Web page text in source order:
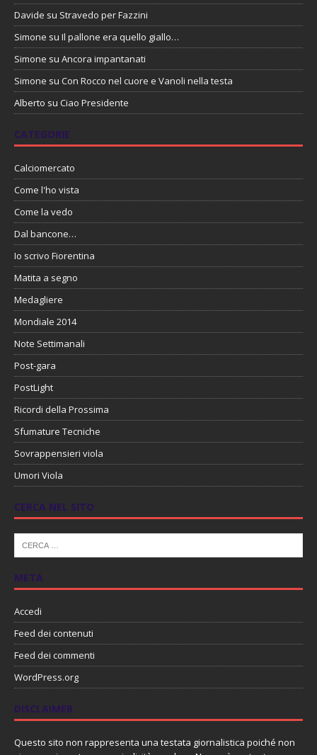
Davide su Stravedo per Fazzini
Simone su Il pallone era quello giallo…
Simone su Ancora impantanati
Simone su Con Rocco nel cuore e Vanoli nella testa
Alberto su Ciao Presidente
CATEGORIE
Calciomercato
Come l'ho vista
Come la vedo
Dal bancone…
Io scrivo Fiorentina
Matita a segno
Medagliere
Mondiale 2014
Note Settimanali
Post-gara
PostLight
Ricordi della Prossima
Sfumature Tecniche
Sovrappensieri viola
Umori Viola
CERCA NEL SITO
META
Accedi
Feed dei contenuti
Feed dei commenti
WordPress.org
DISCLAIMER
Questo sito non rappresenta una testata giornalistica poiché non